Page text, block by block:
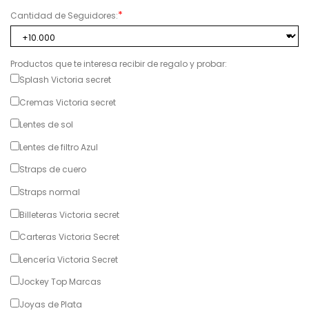
Cantidad de Seguidores:
Productos que te interesa recibir de regalo y probar:
Splash Victoria secret
Cremas Victoria secret
Lentes de sol
Lentes de filtro Azul
Straps de cuero
Straps normal
Billeteras Victoria secret
Carteras Victoria Secret
Lencería Victoria Secret
Jockey Top Marcas
Joyas de Plata